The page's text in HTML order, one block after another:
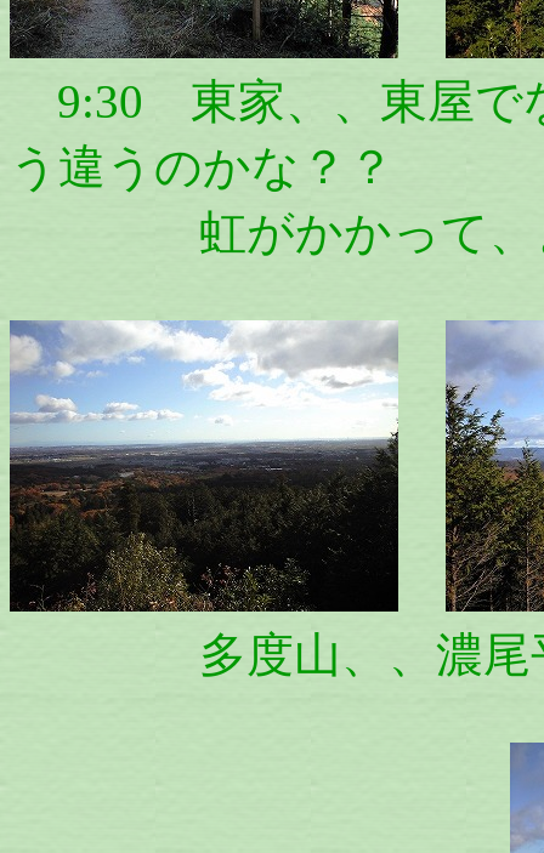
9:30 東家、、東屋で
う違うのかな？？
虹がかかって、よ
多度山、、濃尾平